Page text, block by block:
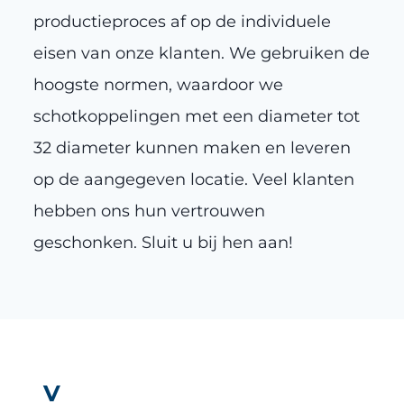
productieproces af op de individuele
eisen van onze klanten. We gebruiken de
hoogste normen, waardoor we
schotkoppelingen met een diameter tot
32 diameter kunnen maken en leveren
op de aangegeven locatie. Veel klanten
hebben ons hun vertrouwen
geschonken. Sluit u bij hen aan!
V